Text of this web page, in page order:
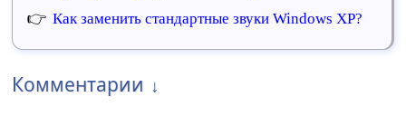
Как заменить стандартные звуки Windows XP?
Комментарии